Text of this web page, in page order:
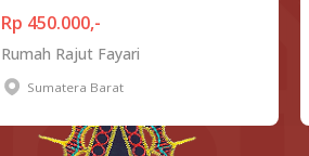
Rp 450.000,-
Rumah Rajut Fayari
Sumatera Barat